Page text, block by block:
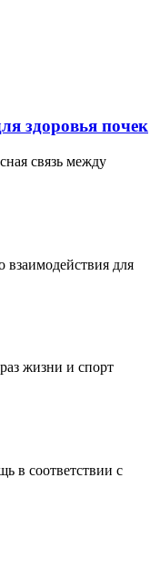
здоровья почек
связь между
для
жизни и спорт
в соответствии с